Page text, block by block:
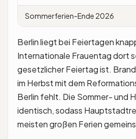
Sommerferien-Ende 2026
Berlin liegt bei Feiertagen
Internationale Frauentag dort
gesetzlicher Feiertag ist.
im Herbst mit dem
Berlin fehlt. Die Sommer- und
identisch, sodass
meisten großen Ferien